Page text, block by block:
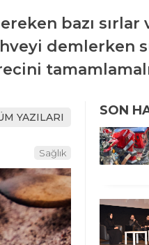
bazı sırlar
demlerken
YAZILARI
Sağlık
SON